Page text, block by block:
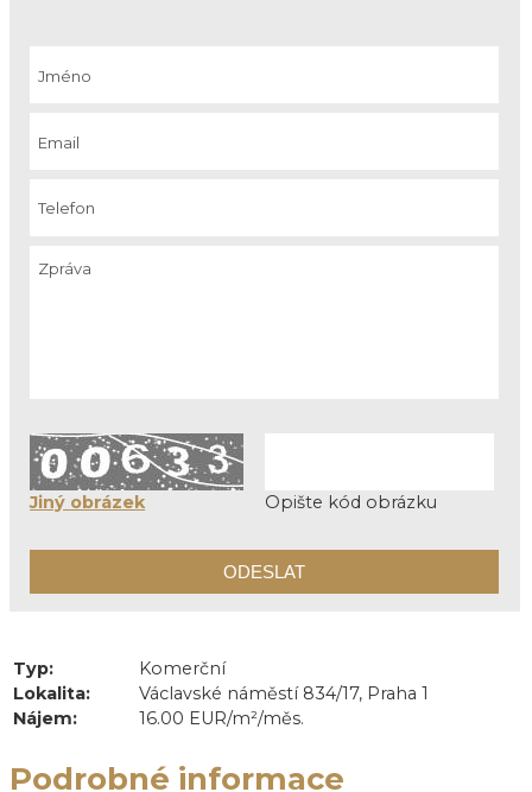
Jiný obrázek Opište kód obrázku
Typ:
Komerční
Lokalita:
Václavské náměstí 834/17, Praha 1
Nájem:
16.00 EUR/m²/měs.
Podrobné informace